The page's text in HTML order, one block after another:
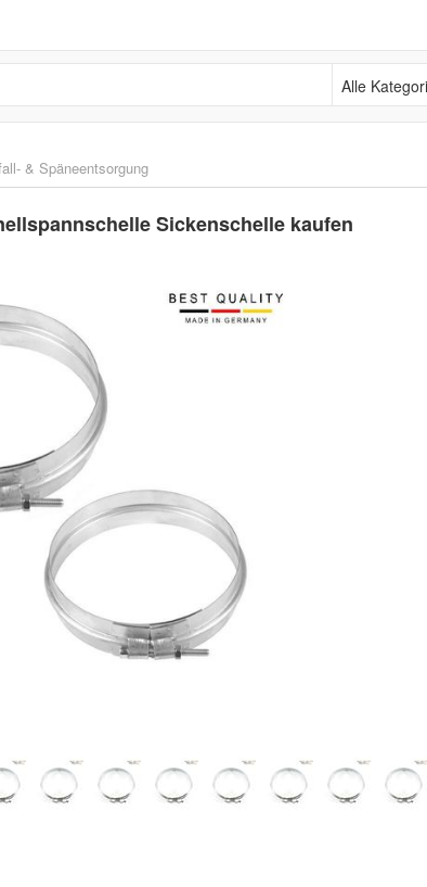
Alle Kategorien
& Späneentsorgung
Sickenschelle kaufen